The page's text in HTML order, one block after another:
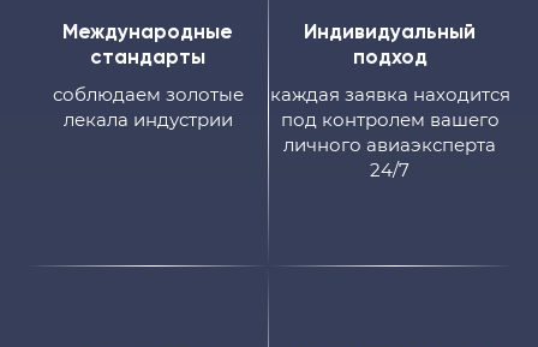
Международные
стандарты
соблюдаем золотые
лекала индустрии
Индивидуальный
подход
каждая заявка находится
под контролем вашего
личного авиаэксперта
24/7